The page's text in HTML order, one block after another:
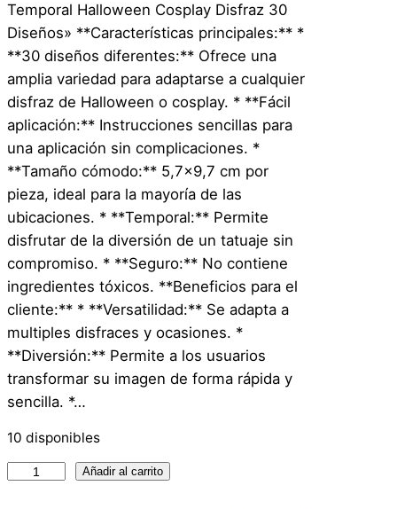
Temporal Halloween Cosplay Disfraz 30
Diseños» **Características principales:** *
**30 diseños diferentes:** Ofrece una
amplia variedad para adaptarse a cualquier
disfraz de Halloween o cosplay. * **Fácil
aplicación:** Instrucciones sencillas para
una aplicación sin complicaciones. *
**Tamaño cómodo:** 5,7×9,7 cm por
pieza, ideal para la mayoría de las
ubicaciones. * **Temporal:** Permite
disfrutar de la diversión de un tatuaje sin
compromiso. * **Seguro:** No contiene
ingredientes tóxicos. **Beneficios para el
cliente:** * **Versatilidad:** Se adapta a
multiples disfraces y ocasiones. *
**Diversión:** Permite a los usuarios
transformar su imagen de forma rápida y
sencilla. *…
10 disponibles
Añadir al carrito